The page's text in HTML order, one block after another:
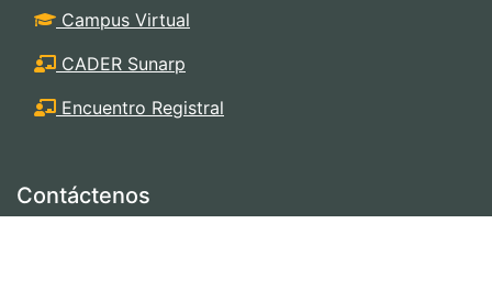
Campus Virtual
CADER Sunarp
Encuentro Registral
Contáctenos